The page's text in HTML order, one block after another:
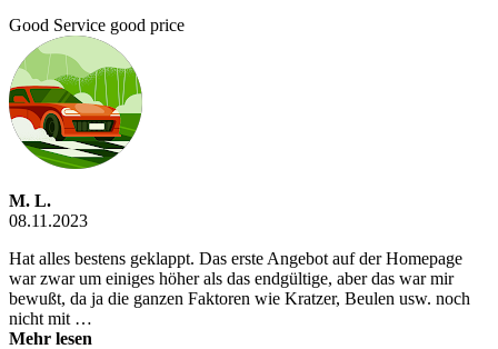
Good Service good price
M. L.
08.11.2023
Hat alles bestens geklappt. Das erste Angebot auf der Homepage
war zwar um einiges höher als das endgültige, aber das war mir
bewußt, da ja die ganzen Faktoren wie Kratzer, Beulen usw. noch
nicht mit …
Mehr lesen